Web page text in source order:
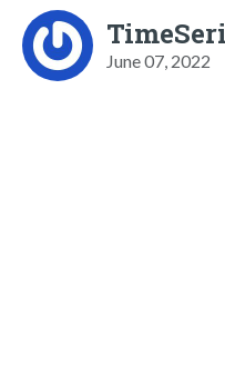
June 07, 2022